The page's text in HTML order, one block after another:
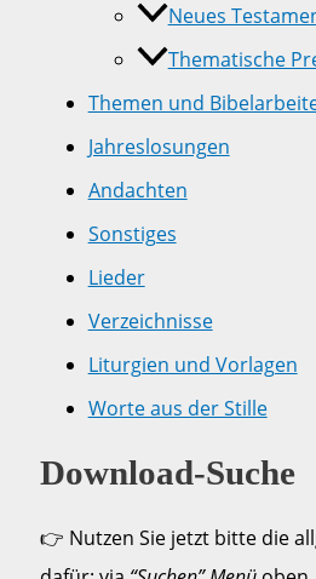
Neues
Thematische
Themen und
Jahreslosungen
Andachten
Sonstiges
Lieder
Verzeichnisse
Liturgien und Vorlagen
Worte aus der Stille
Download-Suche
👉 Nutzen Sie jetzt bitte die